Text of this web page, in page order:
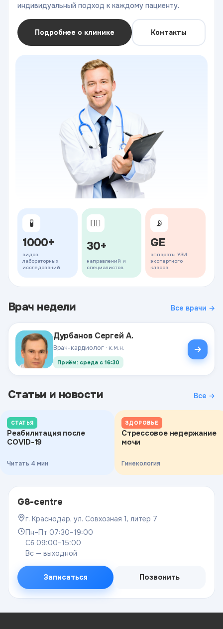
индивидуальный подход к каждому пациенту.
Подробнее о клинике Контакты
🧪
1000+
видов
лабораторных
исследований
👨‍⚕️
30+
направлений и
специалистов
📡
GE
аппараты УЗИ
экспертного
класса
Врач недели Все врачи →
Дурбанов Сергей А.
Врач-кардиолог · к.м.н.
Приём: среда с 16:30
Статьи и новости Все →
СТАТЬЯ
Реабилитация после
COVID-19
Читать 4 мин
ЗДОРОВЬЕ
Стрессовое недержание
мочи
Гинекология
G8-centre
г. Краснодар, ул. Совхозная 1, литер 7
Пн–Пт 07:30–19:00
Сб 09:00–15:00
Вс — выходной
Записаться Позвонить